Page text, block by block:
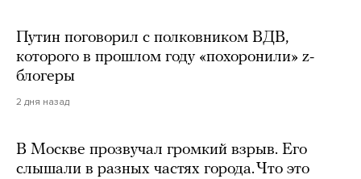
Путин поговорил с полковником ВДВ,
которого в прошлом году «похоронили» z-
блогеры
2 дня назад
В Москве прозвучал громкий взрыв. Его
слышали в разных частях города. Что это